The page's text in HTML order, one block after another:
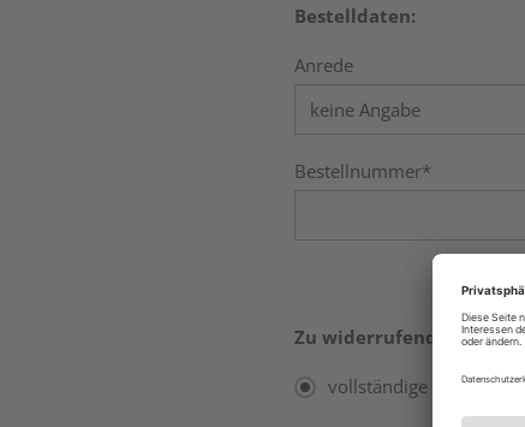
Bestelldaten:
Anrede
Bestellnummer*
Zu widerrufende
vollständige Bestellung